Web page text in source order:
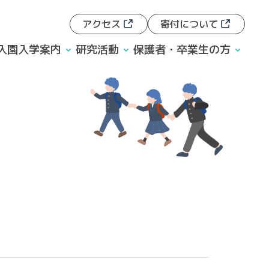
アクセス 寄付について
園入学案内 研究活動 保護者・卒業生の方